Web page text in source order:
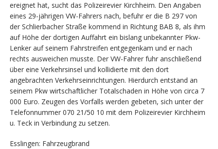
ereignet hat, sucht das Polizeirevier Kirchheim. Den Angaben
eines 29-jährigen VW-Fahrers nach, befuhr er die B 297 von
der Schlierbacher Straße kommend in Richtung BAB 8, als ihm
auf Höhe der dortigen Auffahrt ein bislang unbekannter Pkw-
Lenker auf seinem Fahrstreifen entgegenkam und er nach
rechts ausweichen musste. Der VW-Fahrer fuhr anschließend
über eine Verkehrsinsel und kollidierte mit den dort
angebrachten Verkehrseinrichtungen. Hierdurch entstand an
seinem Pkw wirtschaftlicher Totalschaden in Höhe von circa 7
000 Euro. Zeugen des Vorfalls werden gebeten, sich unter der
Telefonnummer 070 21/50 10 mit dem Polizeirevier Kirchheim
u. Teck in Verbindung zu setzen.
Esslingen: Fahrzeugbrand